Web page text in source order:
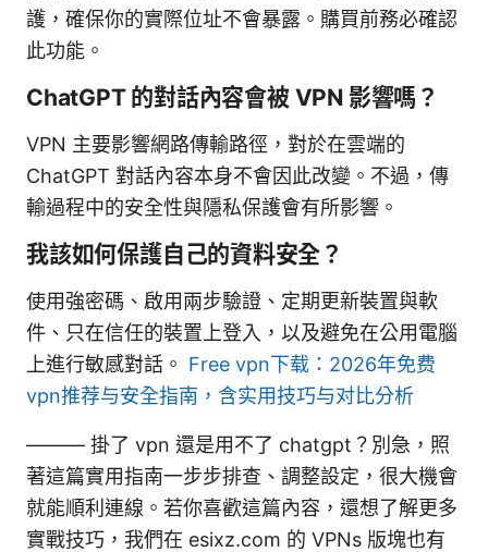
護，確保你的實際位址不會暴露。購買前務必確認
此功能。
ChatGPT 的對話內容會被 VPN 影響嗎？
VPN 主要影響網路傳輸路徑，對於在雲端的
ChatGPT 對話內容本身不會因此改變。不過，傳
輸過程中的安全性與隱私保護會有所影響。
我該如何保護自己的資料安全？
使用強密碼、啟用兩步驗證、定期更新裝置與軟
件、只在信任的裝置上登入，以及避免在公用電腦
上進行敏感對話。 Free vpn下载：2026年免费
vpn推荐与安全指南，含实用技巧与对比分析
——— 掛了 vpn 還是用不了 chatgpt？別急，照
著這篇實用指南一步步排查、調整設定，很大機會
就能順利連線。若你喜歡這篇內容，還想了解更多
實戰技巧，我們在 esixz.com 的 VPNs 版塊也有